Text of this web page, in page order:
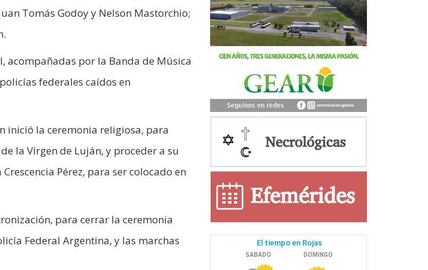
Tomás Godoy y Nelson Mastorchio;
acompañadas por la Banda de Música
federales caídos en
inició la ceremonia religiosa, para
la Vírgen de Luján, y proceder a su
Pérez, para ser colocado en
para cerrar la ceremonia
Federal Argentina, y las marchas